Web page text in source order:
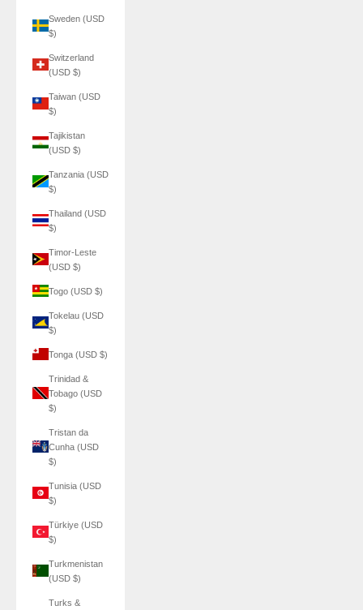
Sweden (USD
$)
Switzerland
(USD $)
Taiwan (USD
$)
Tajikistan
(USD $)
Tanzania (USD
$)
Thailand (USD
$)
Timor-Leste
(USD $)
Togo (USD $)
Tokelau (USD
$)
Tonga (USD $)
Trinidad &
Tobago (USD
$)
Tristan da
Cunha (USD
$)
Tunisia (USD
$)
Türkiye (USD
$)
Turkmenistan
(USD $)
Turks &